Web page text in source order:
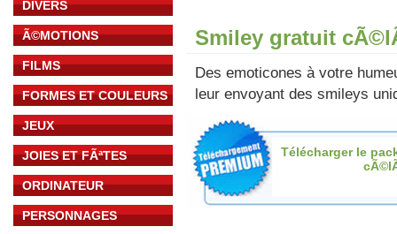
DIVERS
Ã©MOTIONS
FILMS
FORMES ET COULEURS
JEUX
JOIES ET FÃªTES
ORDINATEUR
PERSONNAGES
Smiley gratuit
Des emoticones à votre
leur envoyant des smileys
Télécharger le